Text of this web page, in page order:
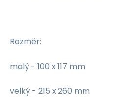
Rozměr:
malý - 100 x 117 mm
velký - 215 x 260 mm